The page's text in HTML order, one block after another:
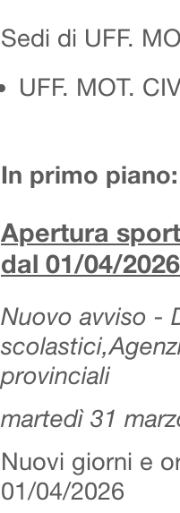
Sedi di UFF.
UFF. MOT.
In primo piano:
Apertura
dal 01/04/2026
Nuovo avviso -
provinciali
martedì 31
Nuovi giorni e
01/04/2026